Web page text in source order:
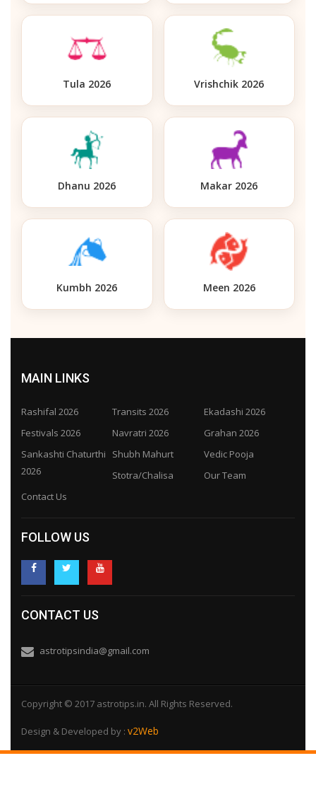
Tula 2026 Vrishchik 2026
Dhanu 2026 Makar 2026
Kumbh 2026 Meen 2026
MAIN LINKS
Rashifal 2026 Transits 2026
Ekadashi 2026
Festivals 2026
Navratri 2026
Grahan 2026
Sankashti Chaturthi
2026
Shubh Mahurt
Vedic Pooja
Stotra/Chalisa
Our Team
Contact Us
FOLLOW US
CONTACT US
astrotipsindia@gmail.com
Copyright © 2017 astrotips.in. All Rights Reserved.
Design & Developed by : v2Web